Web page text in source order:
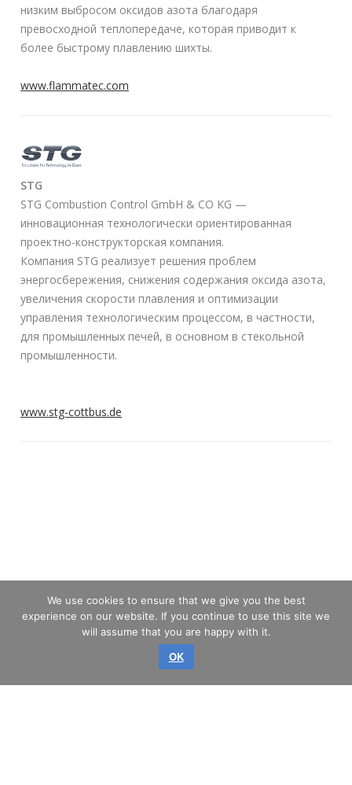
и
:
низким выбросом оксидов азота благодаря
превосходной теплопередаче, которая приводит к
более быстрому плавлению шихты.
www.flammatec.com
STG
STG Combustion Control GmbH & CO KG —
инновационная технологически ориентированная
проектно-конструкторская компания.
Компания STG реализует решения проблем
энергосбережения, снижения содержания оксида азота,
увеличения скорости плавления и оптимизации
управления технологическим процессом, в частности,
для промышленных печей, в основном в стекольной
промышленности.
www.stg-cottbus.de
авторское право © 2026 GLASS SERVICE, a.s.
We use cookies to ensure that we give you the best
experience on our website. If you continue to use this site we
will assume that you are happy with it.
OK